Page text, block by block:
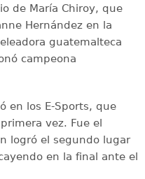
de María Chiroy, que
Hernández en la
guatemalteca
campeona
en los E-Sports, que
vez. Fue el
logró el segundo lugar
en la final ante el